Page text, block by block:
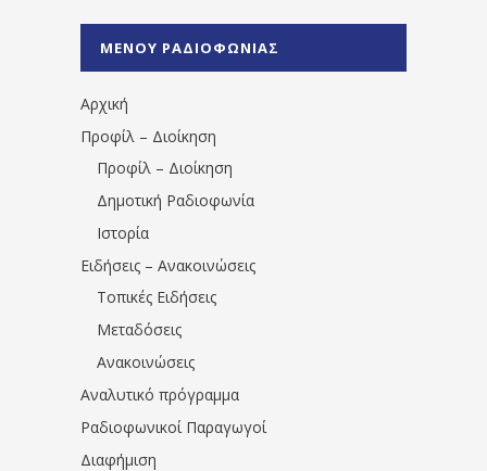
1531194763766854/" artist="" ]
ΜΕΝΟΥ ΡΑΔΙΟΦΩΝΙΑΣ
Αρχική
Προφίλ – Διοίκηση
Προφίλ – Διοίκηση
Δημοτική Ραδιοφωνία
Ιστορία
Ειδήσεις – Ανακοινώσεις
Τοπικές Ειδήσεις
Μεταδόσεις
Ανακοινώσεις
Αναλυτικό πρόγραμμα
Ραδιοφωνικοί Παραγωγοί
Διαφήμιση